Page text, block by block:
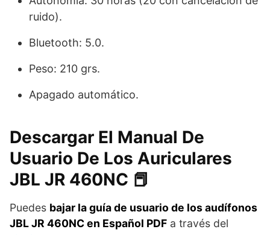
ruido).
Bluetooth: 5.0.
Peso: 210 grs.
Apagado automático.
Descargar El Manual De
Usuario De Los Auriculares
JBL JR 460NC 📕
Puedes bajar la guía de usuario de los audífonos
JBL JR 460NC en Español PDF a través del